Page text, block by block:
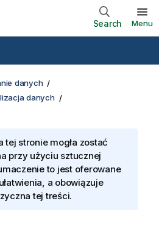
Search Menu
danych
danych
tej stronie mogła zostać
przy użyciu sztucznej
to jest oferowane
a obowiązuje
tej treści.